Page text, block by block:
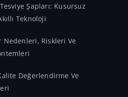
Şapları: Kusursuz
Teknoloji
Nedenleri, Riskleri Ve
Değerlendirme Ve